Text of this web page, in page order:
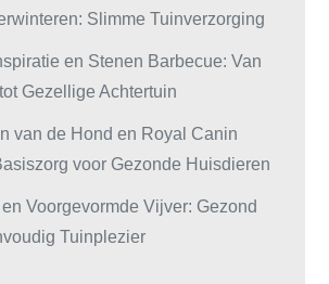
Slimme Tuinverzorging
en Stenen Barbecue: Van
Gezellige Achtertuin
van de Hond en Royal Canin
voor Gezonde Huisdieren
Voorgevormde Vijver: Gezond
Tuinplezier